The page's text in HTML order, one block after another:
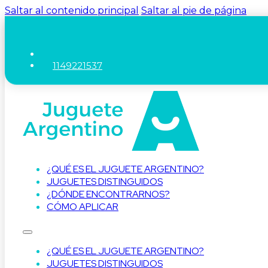
Saltar al contenido principal Saltar al pie de página
1149221537
¿QUÉ ES EL JUGUETE ARGENTINO?
JUGUETES DISTINGUIDOS
¿DÓNDE ENCONTRARNOS?
CÓMO APLICAR
¿QUÉ ES EL JUGUETE ARGENTINO?
JUGUETES DISTINGUIDOS